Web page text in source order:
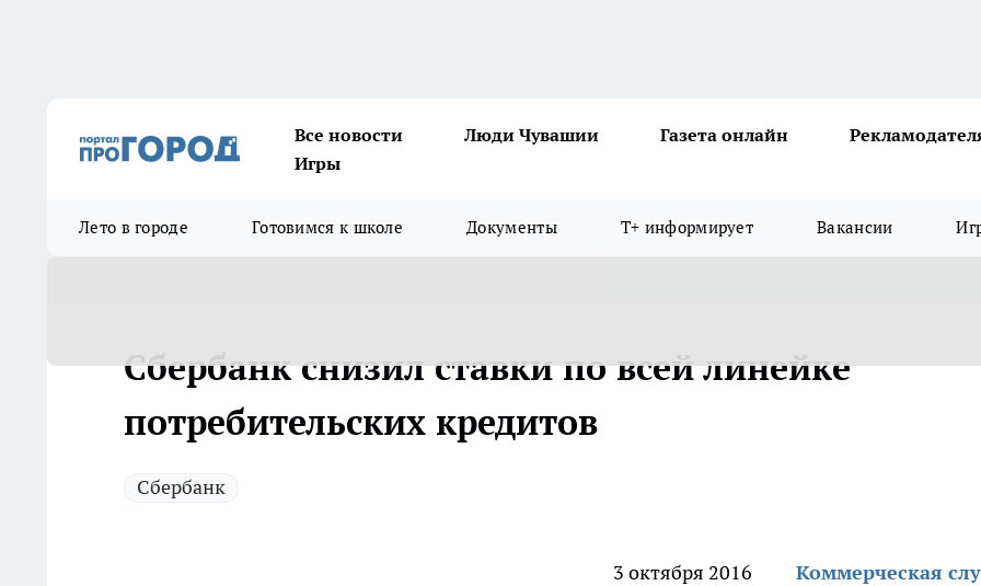
Все новости Люди Чувашии Газета онлайн
Игры
Лето в городе Готовимся к школе Документы Т+ информирует Вакансии
Сбербанк снизил ставки по всей линейке
потребительских кредитов
Сбербанк
3 октября 2016 Коммерческая